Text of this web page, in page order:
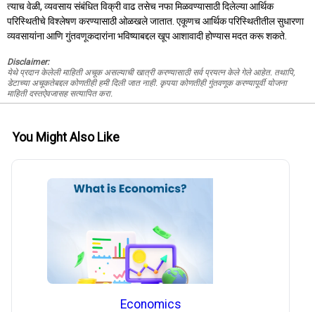
त्याच वेळी, व्यवसाय संबंधित विक्री वाढ तसेच नफा मिळवण्यासाठी दिलेल्या आर्थिक
परिस्थितीचे विश्लेषण करण्यासाठी ओळखले जातात. एकूणच आर्थिक परिस्थितीतील सुधारणा
व्यवसायांना आणि गुंतवणूकदारांना भविष्याबद्दल खूप आशावादी होण्यास मदत करू शकते.
Disclaimer:
येथे प्रदान केलेली माहिती अचूक असल्याची खात्री करण्यासाठी सर्व प्रयत्न केले गेले आहेत. तथापि,
डेटाच्या अचूकतेबद्दल कोणतीही हमी दिली जात नाही. कृपया कोणतीही गुंतवणूक करण्यापूर्वी योजना
माहिती दस्तऐवजासह सत्यापित करा.
You Might Also Like
Economics